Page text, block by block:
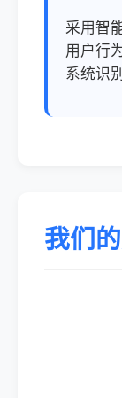
采用智
用户行
系统识
我们